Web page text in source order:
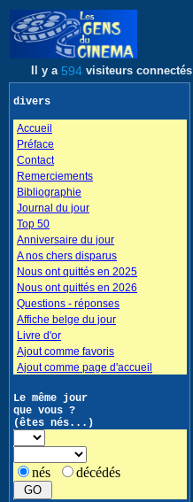
Il y a 594 visiteurs connectés
divers
Accueil
Préface
Contact
Remerciements
Bibliographie
Journal du jour
Top 50
Anniversaire du jour
A nos chers disparus
Nous ont quittés en 2025
Nous ont quittés en 2026
Questions - réponses
Affiche belge du jour
Livre d'or
Ajout comme favoris
Ajout comme page d'accueil
Le même jour
que vous ?
(êtes nés...)
nés décédés